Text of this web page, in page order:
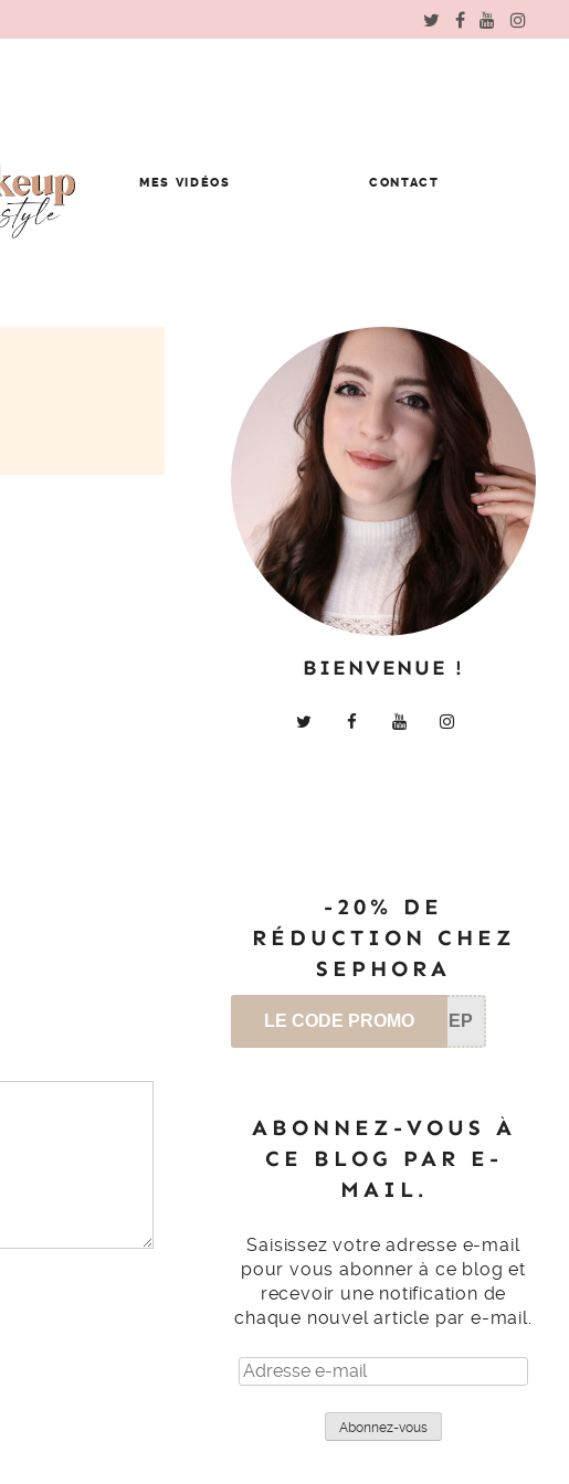
MES VIDÉOS CONTACT
BIENVENUE !
-20% DE
RÉDUCTION CHEZ
SEPHORA
LE CODE PROMO SEP
ABONNEZ-VOUS À
CE BLOG PAR E-
MAIL.
Saisissez votre adresse e-mail
pour vous abonner à ce blog et
recevoir une notification de
chaque nouvel article par e-mail.
Adresse
e-
Abonnez-vous